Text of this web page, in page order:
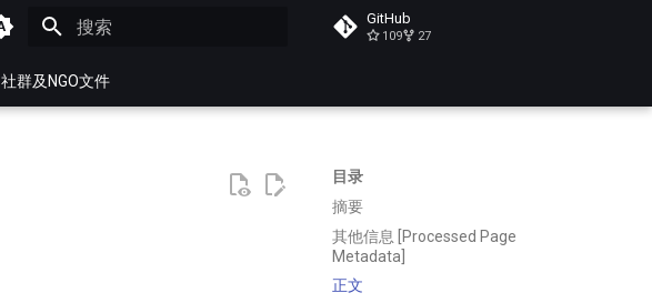
GitHub
109 27
社群及NGO文件
目录
摘要
其他信息 [Processed Page
Metadata]
正文